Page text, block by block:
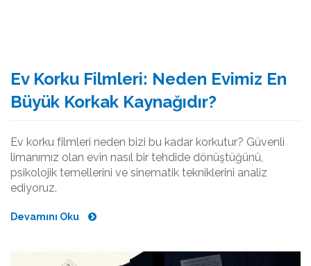
Ev Korku Filmleri: Neden Evimiz En
Büyük Korkak Kaynağıdır?
Ev korku filmleri neden bizi bu kadar korkutur? Güvenli
limanımız olan evin nasıl bir tehdide dönüştüğünü,
psikolojik temellerini ve sinematik tekniklerini analiz
ediyoruz.
Devamını Oku